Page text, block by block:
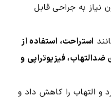
نیاز به جراحی قابل
استراحت، استفاده از
فیزیوتراپی و
و التهاب را کاهش داد و